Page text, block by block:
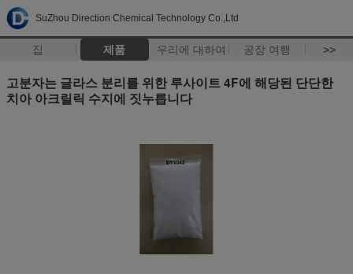
SuZhou Direction Chemical Technology Co.,Ltd
집 제품 우리에 대하여 공장 여행 >>
고분자는 글라스 분리를 위한 루사이트 4F에 해당된 단단한
치아 아크릴릭 수지에 짓누릅니다